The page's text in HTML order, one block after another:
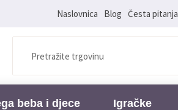
Naslovnica Blog Česta pitanja
beba i djece Igračke